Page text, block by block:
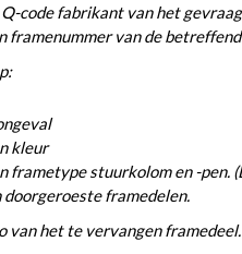
code fabrikant van het
framenummer van de
kleur
frametype stuurkolom en -pen.
doorgeroeste framedelen.
van het te vervangen framedeel.